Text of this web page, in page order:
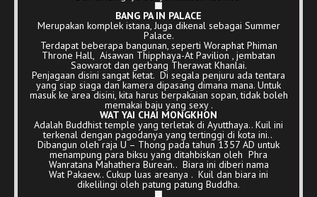
BANG PA IN PALACE
Merupakan komplek istana, Juga dikenal sebagai Summer
Palace.
Terdapat beberapa bangunan, seperti Woraphat Phiman
Throne Hall, Aisawan Thipphaya-At Pavilion , jembatan
Saowarot dan gerbang Therawat Khanlai.
Penjagaan disini sangat ketat. Di segala penjuru ada tentara
yang siap siaga dan kamera dipasang dimana mana. Untuk
masuk ke area disini, kita harus berpakaian sopan, tidak boleh
memakai baju yang sexy .
WAT YAI CHAI MONGKHON
Adalah Buddhist temple yang terletak di Ayutthaya.. Kuil ini
terkenal dengan pagodanya yang tertinggi di kota ini..
Dibangun oleh raja U – Thong pada tahun 1357 AD untuk
menampung para biksu yang ditahbiskan oleh Phra
Wanratana Mahathera Burean.. Biara ini diberi nama
Wat Pakaew.. Cukup luas areanya . Kuil dan biara ini
dikelilingi oleh patung patung Buddha.